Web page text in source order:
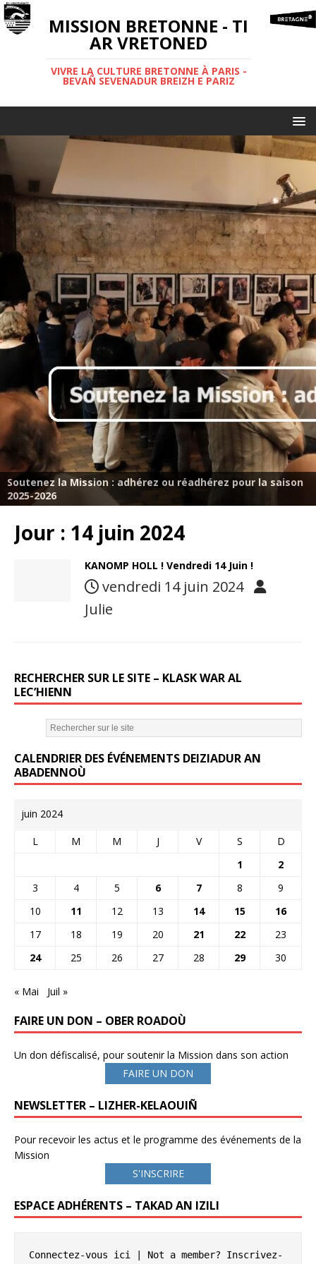
MISSION BRETONNE - TI
AR VRETONED
VIVRE LA CULTURE BRETONNE À PARIS -
BEVAÑ SEVENADUR BREIZH E PARIZ
Soutenez la Mission : adhérez ou réadhérez pour la saison
2025-2026
Jour : 14 juin 2024
KANOMP HOLL ! Vendredi 14 Juin !
vendredi 14 juin 2024
Julie
RECHERCHER SUR LE SITE – KLASK WAR AL
LEC’HIENN
CALENDRIER DES ÉVÉNEMENTS DEIZIADUR AN
ABADENNOÙ
juin 2024
L M M J V S
D
1
2
3
4 5 6 7 8
9
10
11 12 13 14 15
16
17
18 19 20 21 22
23
24
25 26 27 28 29 30
« Mai Juil »
FAIRE UN DON – OBER ROADOÙ
Un don défiscalisé, pour soutenir la Mission dans son action
FAIRE UN DON
NEWSLETTER – LIZHER-KELAOUIÑ
Pour recevoir les actus et le programme des événements de la
Mission
S'INSCRIRE
ESPACE ADHÉRENTS – TAKAD AN IZILI
Connectez-vous ici | Not a member? Inscrivez-